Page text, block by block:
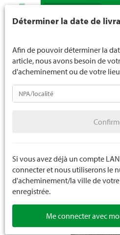
Recherche
Chaussures
Chaussures de trekking et de
Chaussures de sécurité
Clogs
Chaussons
Accessoires pour chaussures
Déterminer la date de
Afin de pouvoir déterminer la
article, nous avons besoin de
d'acheminement ou de votre
Si vous avez déjà un compte
connecter et nous utiliserons le
d'acheminement/la ville de
enregistrée.
Me connecter avec
moins de 16 ans. La limite d'âge
nous indiquez votre âge de